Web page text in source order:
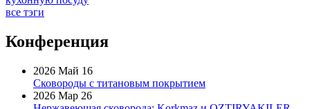
все тэги
Конференция
2026 Май 16
Сковороды с титановым покрытием
2026 Мар 26